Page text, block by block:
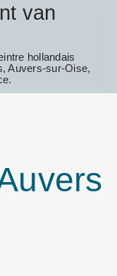
van
hollandais
Auvers-sur-Oise,